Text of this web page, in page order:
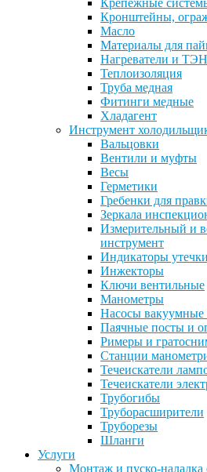
Крепежные
Кронштейны,
Масло
Материалы для
Нагреватели и
Теплоизоляция
Труба медная
Фитинги медные
Хладагент
Инструмент
Вальцовки
Вентили и муфты
Весы
Герметики
Гребенки для
Зеркала
Измерительный и
инструмент
Индикаторы
Инжекторы
Ключи вентильные
Манометры
Насосы вакуумные
Паячные посты и
Римеры и
Станции
Течеискатели
Течеискатели
Трубогибы
Труборасширители
Труборезы
Шланги
Услуги
Монтаж и пуско-наладка